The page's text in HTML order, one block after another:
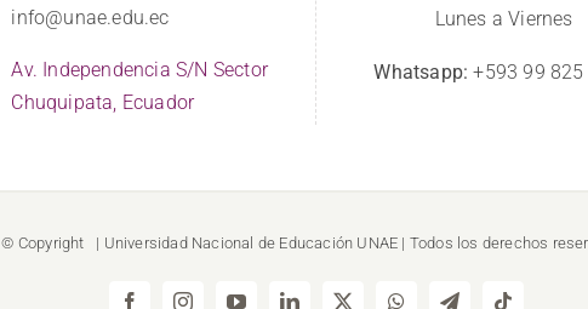
info@unae.edu.ec
Av. Independencia S/N Sector
Chuquipata, Ecuador
Lunes a Viernes
Whatsapp: +593 99 825
© Copyright | Universidad Nacional de Educación UNAE | Todos los derechos